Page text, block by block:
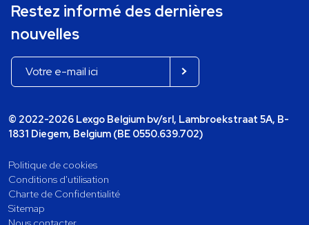
Restez informé des dernières
nouvelles
© 2022-2026 Lexgo Belgium bv/srl, Lambroekstraat 5A, B-
1831 Diegem, Belgium (BE 0550.639.702)
Politique de cookies
Conditions d'utilisation
Charte de Confidentialité
Sitemap